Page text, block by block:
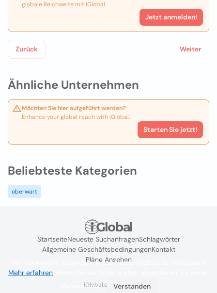
Ähnliche Unternehmen
Möchten Sie hier aufgeführt werden?
Enhance your global reach with iGlobal.
Starten Sie jetzt!
globale Reichweite mit iGlobal.
Jetzt anmelden!
Zurück Weiter
Beliebteste Kategorien
oberwart
StartseiteNeueste SuchanfragenSchlagwörter
Allgemeine GeschäftsbedingungenKontakt
Pläne Ansehen
iGlobal.co @ 2024
Wir verwenden Cookies, um das Nutzererlebnis zu verbessern
Mehr erfahren
Verwendung.
Verstanden